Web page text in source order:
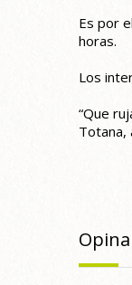
Es por
horas.
Los
“Que
Totana,
Opina